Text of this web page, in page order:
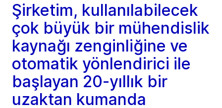
Şirketim, kullanılabilecek
çok büyük bir mühendislik
kaynağı zenginliğine ve
otomatik yönlendirici ile
başlayan 20-yıllık bir
uzaktan kumanda